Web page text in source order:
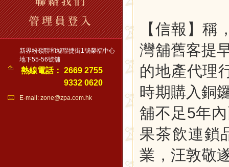
新界粉嶺聯和墟聯捷街1號榮福中心
地下55-56號舖
熱線電話： 2669 2755
9332 0620
E-mail: zone@zpa.com.hk
【信報】
灣舖舊客提
的地產代理
時期購入銅
舖不足5年
果茶飲連鎖
業，汪敦敬